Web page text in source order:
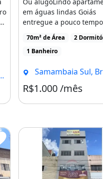
em águas lindas Goiás
entregue a pouco
para locação ou venda2
quartos1 [...]
70m² de Área
2
1 Banheiro
Samambaia Sul, Brasília
R$1.000 /mês